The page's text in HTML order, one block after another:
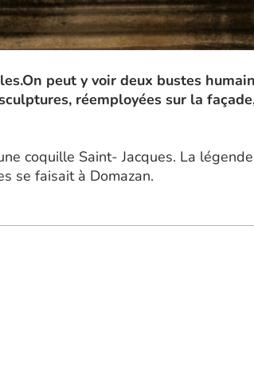
peut y voir deux bustes
réemployées sur la
coquille Saint- Jacques. La légende
se faisait à Domazan.